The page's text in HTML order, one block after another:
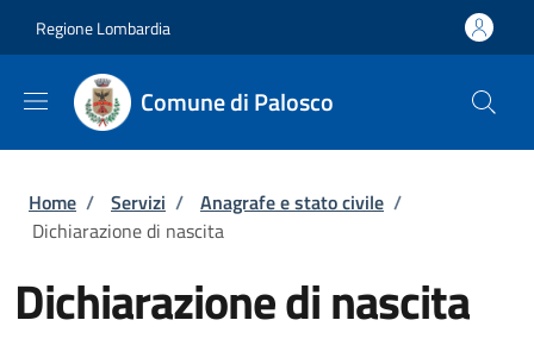
Regione Lombardia
Comune di Palosco
Briciole di pane
Home / Servizi / Anagrafe e stato civile /
Dichiarazione di nascita
Dichiarazione di nascita